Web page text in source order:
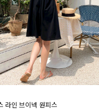
라인 브이넥 원피스